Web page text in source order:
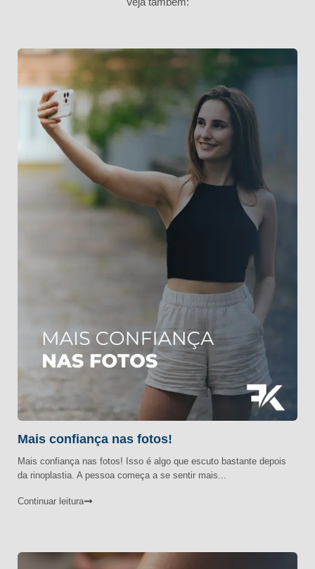
Mais confiança nas fotos!
Mais confiança nas fotos! Isso é algo que escuto bastante depois
da rinoplastia. A pessoa começa a se sentir mais...
Continuar leitura